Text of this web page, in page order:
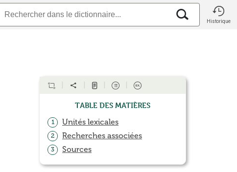
Historique
Table des matières
1 Unités lexicales
2 Recherches associées
3 Sources